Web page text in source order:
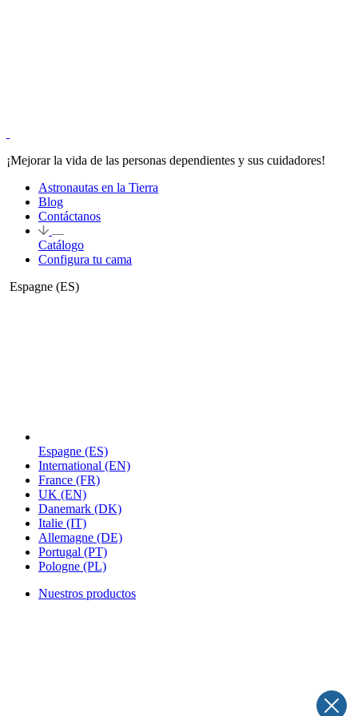
¡Mejorar la vida de las personas dependientes y sus cuidadores!
Astronautas en la Tierra
Blog
Contáctanos
Catálogo
Configura tu cama
Espagne (ES)
Espagne (ES)
International (EN)
France (FR)
UK (EN)
Danemark (DK)
Italie (IT)
Allemagne (DE)
Portugal (PT)
Pologne (PL)
Nuestros productos